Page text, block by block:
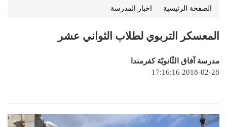
الصفحة الرئيسية اخبار المدرسة
المعسكر التربوي لطلاب الثواني عشر
مدرسة آفاق الثّانويّة كفرمندا
2018-02-28 17:16:16